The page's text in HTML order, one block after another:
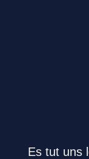
Es tut uns